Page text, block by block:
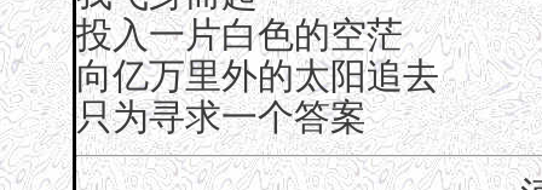
投入一片白色的空茫
向亿万里外的太阳追去
只为寻求一个答案